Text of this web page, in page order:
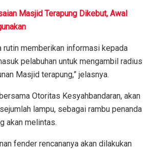
Masjid Terapung Dikebut, Awal
rutin memberikan informasi kepada
pelabuhan untuk mengambil radius
Masjid terapung,” jelasnya.
Otoritas Kesyahbandaran, akan
lampu, sebagai rambu penanda
akan melintas.
fender rencananya akan dilakukan